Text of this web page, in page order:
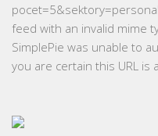
feed with an invalid mime
SimplePie was unable to
you are certain this URL is